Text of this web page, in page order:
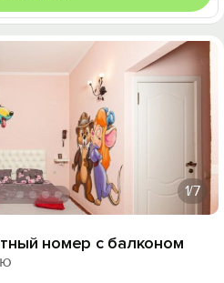
1/7
номер с балконом